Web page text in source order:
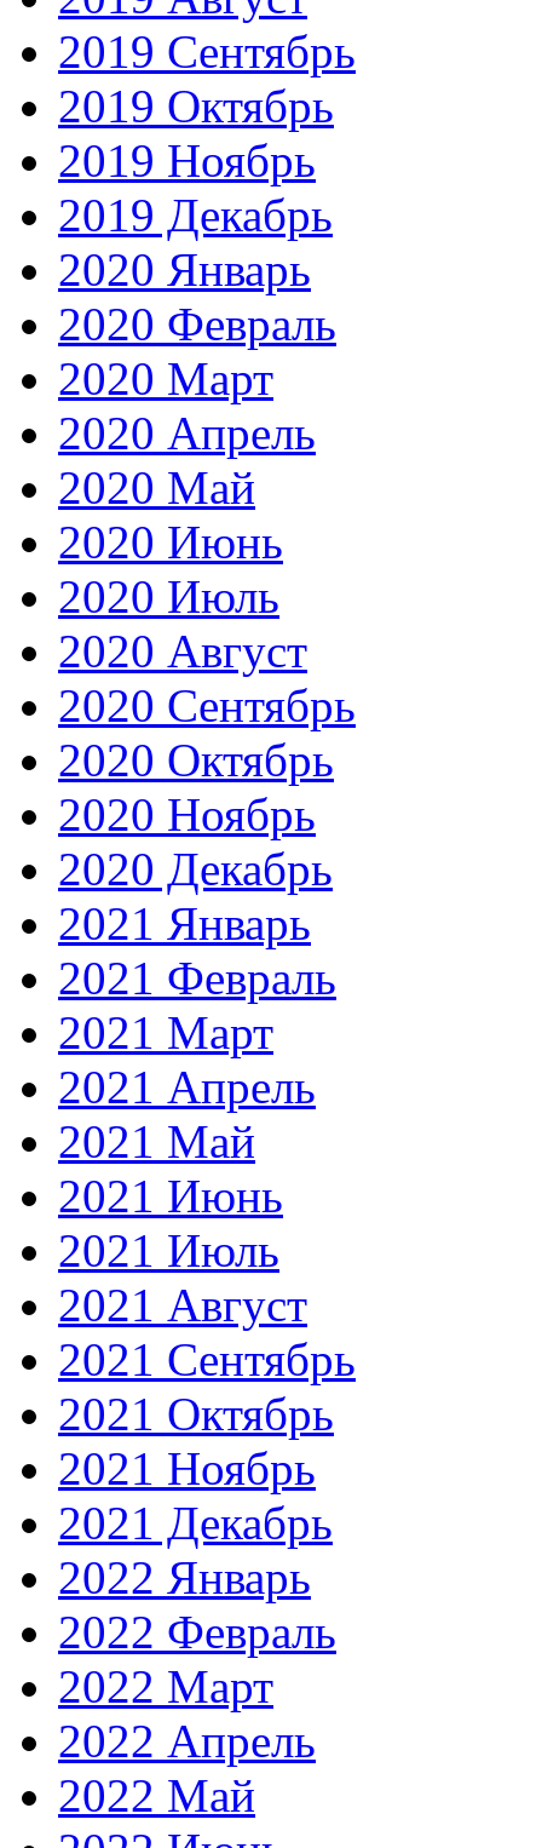
2019 Сентябрь
2019 Октябрь
2019 Ноябрь
2019 Декабрь
2020 Январь
2020 Февраль
2020 Март
2020 Апрель
2020 Май
2020 Июнь
2020 Июль
2020 Август
2020 Сентябрь
2020 Октябрь
2020 Ноябрь
2020 Декабрь
2021 Январь
2021 Февраль
2021 Март
2021 Апрель
2021 Май
2021 Июнь
2021 Июль
2021 Август
2021 Сентябрь
2021 Октябрь
2021 Ноябрь
2021 Декабрь
2022 Январь
2022 Февраль
2022 Март
2022 Апрель
2022 Май